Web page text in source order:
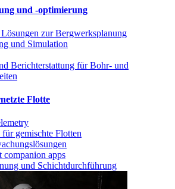
und -optimierung
zur Bergwerksplanung
und Simulation
Berichterstattung für Bohr- und
Flotte
für gemischte Flotten
companion apps
und Schichtdurchführung